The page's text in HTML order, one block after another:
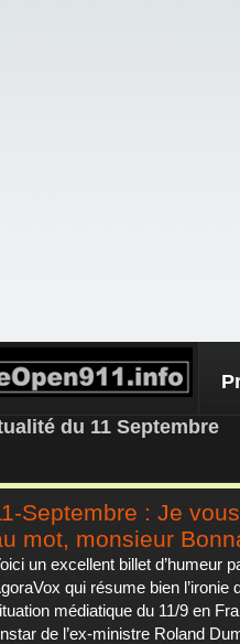
NEWS
du 11 Septembre
Septembre : Je
mot, monsieur
un excellent billet d’humeur
qui résume bien l’ironie
médiatique du 11/9 en
de l’ex-ministre Roland